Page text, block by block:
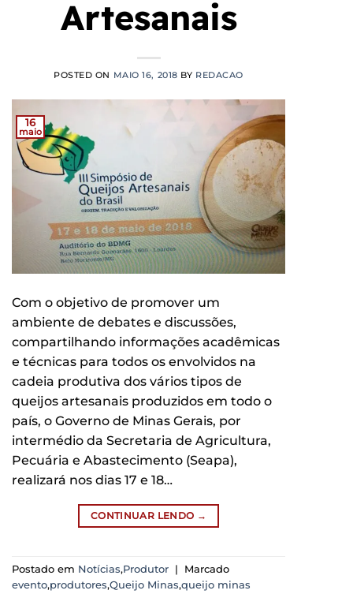
Artesanais
POSTED ON MAIO 16, 2018 BY REDACAO
16
maio
Com o objetivo de promover um
ambiente de debates e discussões,
compartilhando informações acadêmicas
e técnicas para todos os envolvidos na
cadeia produtiva dos vários tipos de
queijos artesanais produzidos em todo o
país, o Governo de Minas Gerais, por
intermédio da Secretaria de Agricultura,
Pecuária e Abastecimento (Seapa),
realizará nos dias 17 e 18…
CONTINUAR LENDO →
Postado em Notícias,Produtor |
Marcado
evento,produtores,Queijo Minas,queijo minas